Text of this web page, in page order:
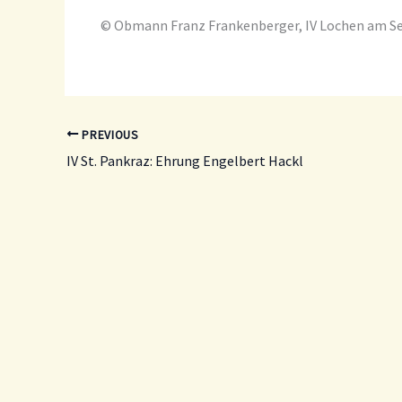
© Obmann Franz Frankenberger, IV Lochen am
PREVIOUS
IV St. Pankraz: Ehrung Engelbert Hackl